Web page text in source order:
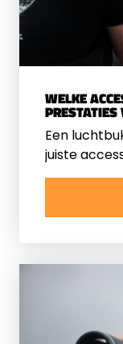
WELKE
Een
juiste
namelijk
comfort en
recreatief